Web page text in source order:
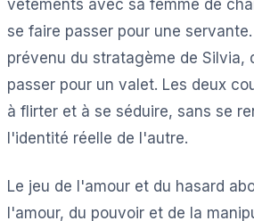
vêtements avec sa femme de
se faire passer pour une
prévenu du stratagème de Silvia,
passer pour un valet. Les deux
à flirter et à se séduire, sans se
l'identité réelle de l'autre.
Le jeu de l'amour et du hasard
l'amour, du pouvoir et de la